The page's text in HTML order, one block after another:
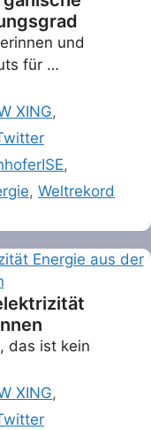
und
für …
XING,
,
, Weltrekord
das ist kein
XING,